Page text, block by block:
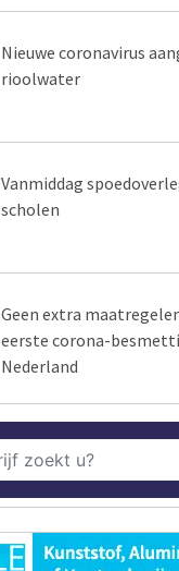
Nieuwe coronavirus
rioolwater
Vanmiddag
scholen
Geen extra
eerste corona-
Nederland